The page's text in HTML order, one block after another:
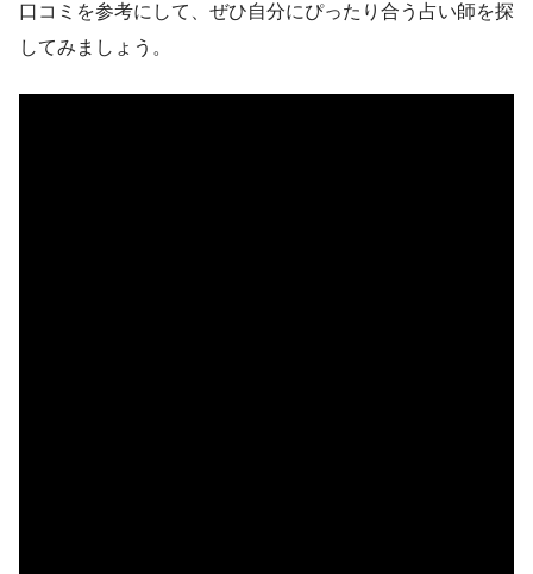
口コミを参考にして、ぜひ自分にぴったり合う占い師を探
してみましょう。